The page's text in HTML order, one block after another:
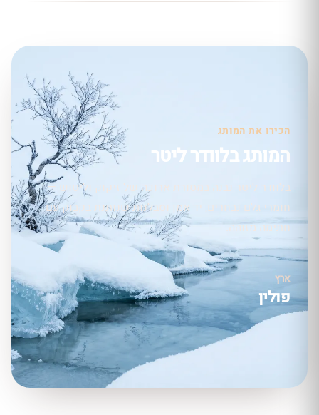
הכירו את המותג
המותג בלוודר ליטר
בלוודר ליטר נבנה במסורת ארוכה של זיקוק וליטוש —
חומרי גלם נבחרים, יד אמן וסבלנות שנותנת בקבוק עם
חתימה מזוהה.
ארץ
פולין